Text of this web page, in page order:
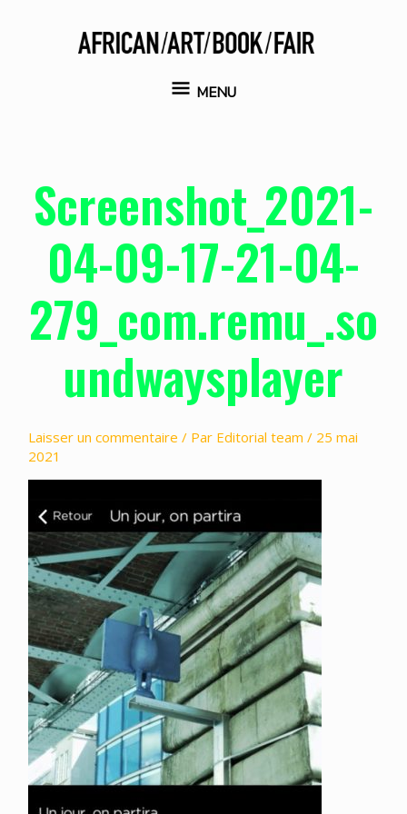
MENU
MENU
Screenshot_2021-
04-09-17-21-04-
279_com.remu_.so
undwaysplayer
Laisser un commentaire / Par Editorial team / 25 mai
2021